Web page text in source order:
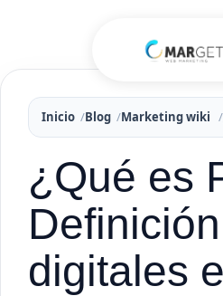
Inicio Blog Marketing wiki
¿Qué es
digitales